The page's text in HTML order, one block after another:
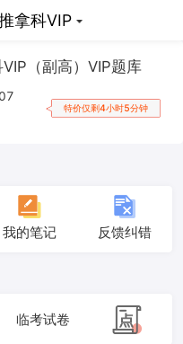
拿科VIP
（副高）VIP题库
特价仅剩4小时5分钟
我的笔记 反馈纠错
临考试卷